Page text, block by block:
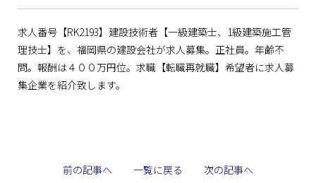
求人番号【RK2193】建設技術者【一級建築士、1級建築施工管
理技士】を、福岡県の建設会社が求人募集。正社員。年齢不
問。報酬は４００万円位。求職【転職再就職】希望者に求人募
集企業を紹介致します。
前の記事へ 一覧に戻る 次の記事へ